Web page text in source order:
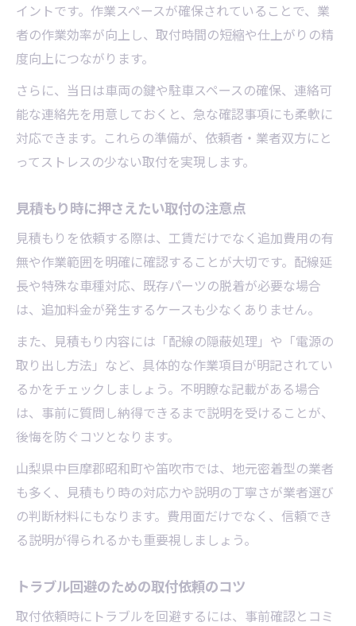
イントです。作業スペースが確保されていることで、業
者の作業効率が向上し、取付時間の短縮や仕上がりの精
度向上につながります。
さらに、当日は車両の鍵や駐車スペースの確保、連絡可
能な連絡先を用意しておくと、急な確認事項にも柔軟に
対応できます。これらの準備が、依頼者・業者双方にと
ってストレスの少ない取付を実現します。
見積もり時に押さえたい取付の注意点
見積もりを依頼する際は、工賃だけでなく追加費用の有
無や作業範囲を明確に確認することが大切です。配線延
長や特殊な車種対応、既存パーツの脱着が必要な場合
は、追加料金が発生するケースも少なくありません。
また、見積もり内容には「配線の隠蔽処理」や「電源の
取り出し方法」など、具体的な作業項目が明記されてい
るかをチェックしましょう。不明瞭な記載がある場合
は、事前に質問し納得できるまで説明を受けることが、
後悔を防ぐコツとなります。
山梨県中巨摩郡昭和町や笛吹市では、地元密着型の業者
も多く、見積もり時の対応力や説明の丁寧さが業者選び
の判断材料にもなります。費用面だけでなく、信頼でき
る説明が得られるかも重要視しましょう。
トラブル回避のための取付依頼のコツ
取付依頼時にトラブルを回避するには、事前確認とコミ